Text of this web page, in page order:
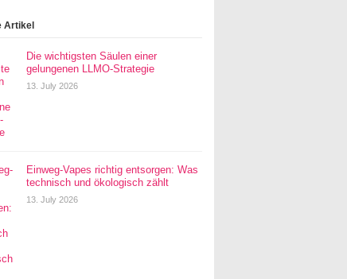
Artikel
Die wichtigsten Säulen einer
gelungenen LLMO-Strategie
13. July 2026
Einweg-Vapes richtig entsorgen: Was
technisch und ökologisch zählt
13. July 2026